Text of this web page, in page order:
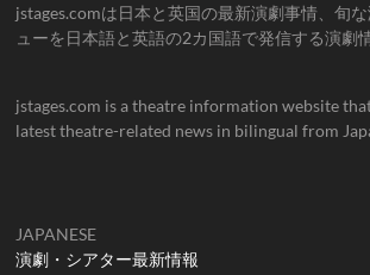
jstages.comは日本と英国の最新演劇事情、旬
ューを日本語と英語の2カ国語で発信する演劇
jstages.com is a theatre information website
latest theatre-related news in bilingual from
JAPANESE
演劇・シアター最新情報